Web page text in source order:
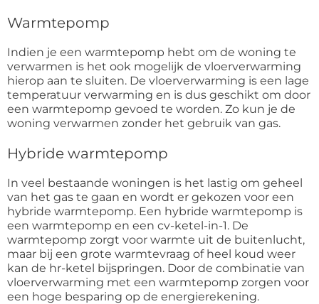
Warmtepomp
Indien je een warmtepomp hebt om de woning te
verwarmen is het ook mogelijk de vloerverwarming
hierop aan te sluiten. De vloerverwarming is een lage
temperatuur verwarming en is dus geschikt om door
een warmtepomp gevoed te worden. Zo kun je de
woning verwarmen zonder het gebruik van gas.
Hybride warmtepomp
In veel bestaande woningen is het lastig om geheel
van het gas te gaan en wordt er gekozen voor een
hybride warmtepomp. Een hybride warmtepomp is
een warmtepomp en een cv-ketel-in-1. De
warmtepomp zorgt voor warmte uit de buitenlucht,
maar bij een grote warmtevraag of heel koud weer
kan de hr-ketel bijspringen. Door de combinatie van
vloerverwarming met een warmtepomp zorgen voor
een hoge besparing op de energierekening.